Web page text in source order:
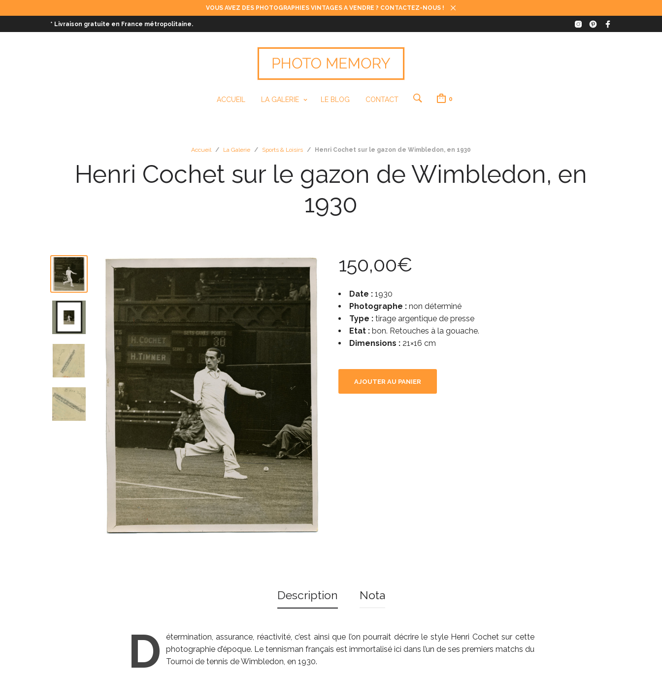
VOUS AVEZ DES PHOTOGRAPHIES VINTAGES A VENDRE ? CONTACTEZ-NOUS !
* Livraison gratuite en France métropolitaine.
ACCUEIL LA GALERIE LE BLOG CONTACT 0
Accueil / La Galerie / Sports & Loisirs / Henri Cochet sur le gazon de Wimbledon, en 1930
Henri Cochet sur le gazon de Wimbledon, en
1930
150,00€
Date : 1930
Photographe : non déterminé
Type : tirage argentique de presse
Etat : bon. Retouches à la gouache.
Dimensions : 21×16 cm
AJOUTER AU PANIER
Description Nota
D
étermination, assurance, réactivité, c’est ainsi que l’on pourrait décrire le style Henri Cochet sur cette
photographie d’époque. Le tennisman français est immortalisé ici dans l’un de ses premiers matchs du
Tournoi de tennis de Wimbledon, en 1930.